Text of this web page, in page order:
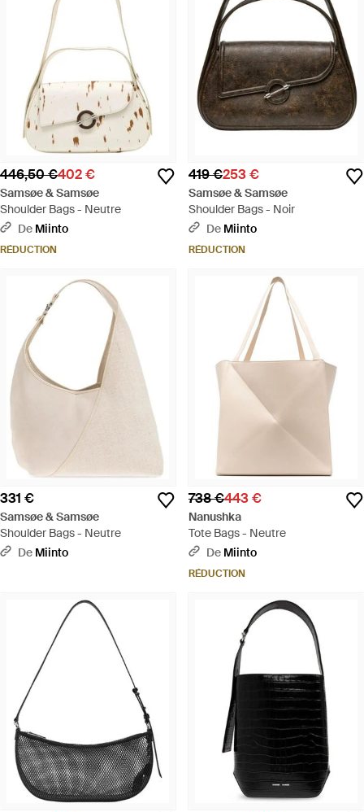
446,50 €402 €
Samsøe & Samsøe
Shoulder Bags - Neutre
De Miinto
RÉDUCTION
419 €253 €
Samsøe & Samsøe
Shoulder Bags - Noir
De Miinto
RÉDUCTION
331 €
Samsøe & Samsøe
Shoulder Bags - Neutre
De Miinto
738 €443 €
Nanushka
Tote Bags - Neutre
De Miinto
RÉDUCTION